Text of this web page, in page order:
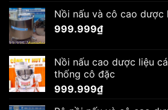
Nồi nấu và cô cao dược
999.999₫
Nồi nấu cao dược liệu
thống cô đặc
999.999₫